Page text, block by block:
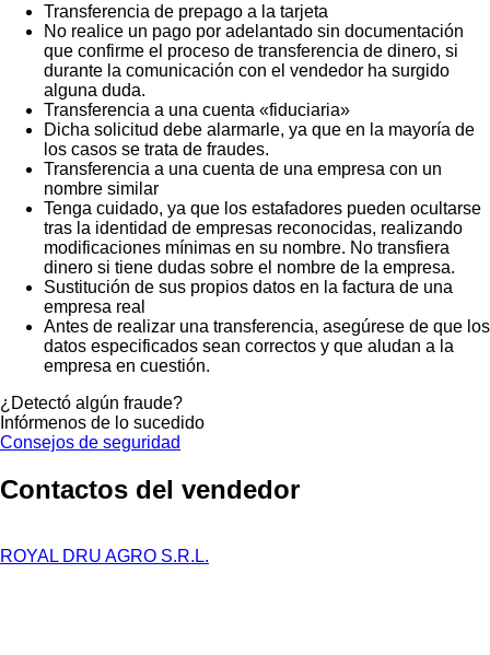
Transferencia de prepago a la tarjeta
No realice un pago por adelantado sin documentación
que confirme el proceso de transferencia de dinero, si
durante la comunicación con el vendedor ha surgido
alguna duda.
Transferencia a una cuenta «fiduciaria»
Dicha solicitud debe alarmarle, ya que en la mayoría de
los casos se trata de fraudes.
Transferencia a una cuenta de una empresa con un
nombre similar
Tenga cuidado, ya que los estafadores pueden ocultarse
tras la identidad de empresas reconocidas, realizando
modificaciones mínimas en su nombre. No transfiera
dinero si tiene dudas sobre el nombre de la empresa.
Sustitución de sus propios datos en la factura de una
empresa real
Antes de realizar una transferencia, asegúrese de que los
datos especificados sean correctos y que aludan a la
empresa en cuestión.
¿Detectó algún fraude?
Infórmenos de lo sucedido
Consejos de seguridad
Contactos del vendedor
ROYAL DRU AGRO S.R.L.